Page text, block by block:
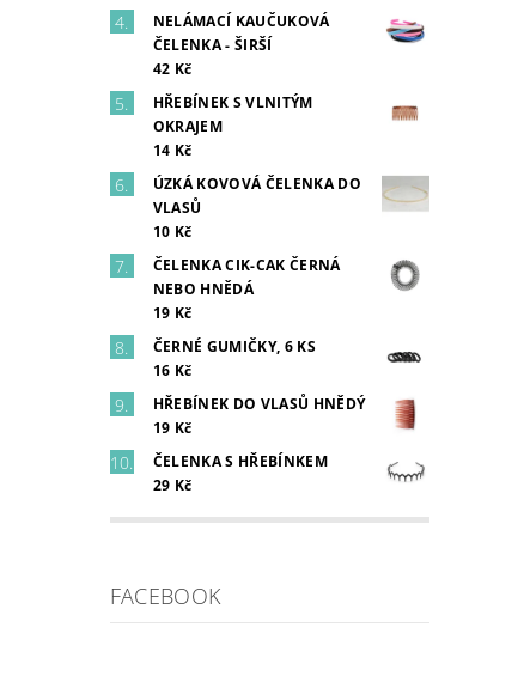
NELÁMACÍ KAUČUKOVÁ
ČELENKA - ŠIRŠÍ
42 Kč
HŘEBÍNEK S VLNITÝM
OKRAJEM
14 Kč
ÚZKÁ KOVOVÁ ČELENKA DO
VLASŮ
10 Kč
ČELENKA CIK-CAK ČERNÁ
NEBO HNĚDÁ
19 Kč
ČERNÉ GUMIČKY, 6 KS
16 Kč
HŘEBÍNEK DO VLASŮ HNĚDÝ
19 Kč
ČELENKA S HŘEBÍNKEM
29 Kč
FACEBOOK